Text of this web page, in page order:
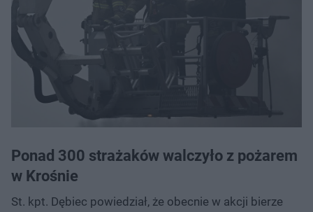
Ponad 300 strażaków walczyło z pożarem
w Krośnie
St. kpt. Dębiec powiedział, że obecnie w akcji bierze